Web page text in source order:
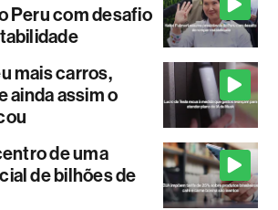
Peru com desafio
mais carros,
ainda assim o
de uma
de bilhões de